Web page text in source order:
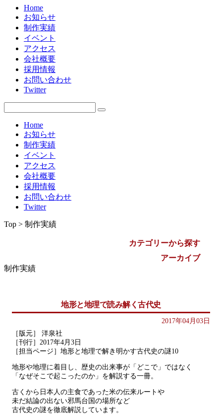
Home
お知らせ
制作実績
イベント
アクセス
会社概要
採用情報
お問い合わせ
Twitter
Home
お知らせ
制作実績
イベント
アクセス
会社概要
採用情報
お問い合わせ
Twitter
Top > 制作実績
カテゴリーから探す
アーカイブ
2009年
制作実績
地形と地理で読み解く古代史
2017年04月03日
［版元］ 洋泉社
［刊行］2017年4月3日
［担当ページ］地形と地理で解き明かす古代史の謎10
地形や地理に着目し、歴史の出来事が「どこで」ではなく
「なぜそこで起こったのか」を解説する一冊。
古くから日本人の主食であった米の伝来ルートや
未だ結論の出ない邪馬台国の場所など
古代史の謎を徹底解説しています。